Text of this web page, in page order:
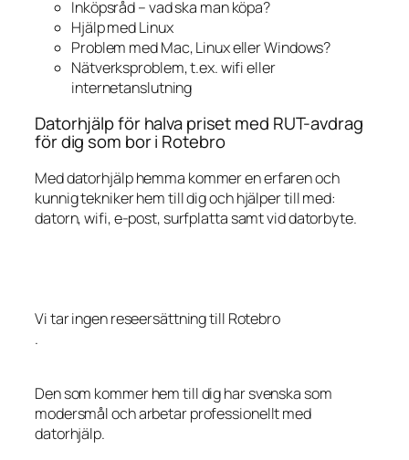
Inköpsråd – vad ska man köpa?
Hjälp med Linux
Problem med Mac, Linux eller Windows?
Nätverksproblem, t.ex. wifi eller
internetanslutning
Datorhjälp för halva priset med RUT-avdrag
för dig som bor i Rotebro
Med datorhjälp hemma kommer en erfaren och
kunnig tekniker hem till dig och hjälper till med:
datorn, wifi, e-post, surfplatta samt vid datorbyte.
Vi tar ingen reseersättning till Rotebro
.
Den som kommer hem till dig har svenska som
modersmål och arbetar professionellt med
datorhjälp.